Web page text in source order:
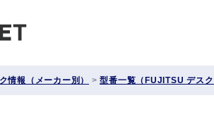
情報（メーカー別） >型番一覧（FUJITSU デスク